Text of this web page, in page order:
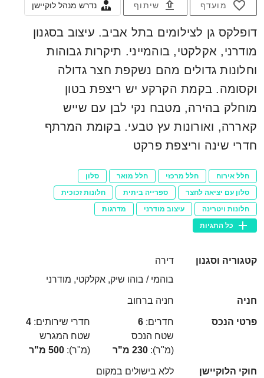
מועדף שיתוף נדרש מנהל לוקיישן
דופלקס גן לצילומים בתל אביב. עיצוב בסגנון
מודרני, אקלקטי, בוהמייני. תיקרות גבוהות
וחלונות גדולים מהם נשקפת חצר גדולה
וקסומה. בקמת הקרקע יש ריצפת בטון
מוחלק בהירה, מטבח נקי לבן עם שייש
קאררה, ואורונות עץ טבעי. בקומת המרתף
חדרי שינה וריצפת פרקט
חלל אירוח חלל מרכזי חלל מואר
סלון
סלון עם יציאה לחצר
ספרייה ביתית
חלונות זכוכית
חלונות ויטרינה
עיצוב מודרני
מדרגות
כל התגיות
קטגוריה וסגנון
דירה
בוהמי / בוהו שיק, אקלקטי, מודרני
חניה חניה ברחוב
פרטי הנכס חדרים: 6 חדרי שירותים: 4
שטח הנכס
(מ"ר): 230 מ"ר
שטח המגרש
(מ"ר): 500 מ"ר
חוקי הלוקיישן
ללא בישולים במקום